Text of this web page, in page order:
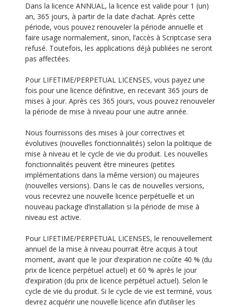
Dans la licence ANNUAL, la licence est valide pour 1 (un)
an, 365 jours, à partir de la date d’achat. Après cette
période, vous pouvez renouveler la période annuelle et
faire usage normalement, sinon, l’accès à Scriptcase sera
refusé. Toutefois, les applications déjà publiées ne seront
pas affectées.
Pour LIFETIME/PERPETUAL LICENSES, vous payez une
fois pour une licence définitive, en recevant 365 jours de
mises à jour. Après ces 365 jours, vous pouvez renouveler
la période de mise à niveau pour une autre année.
Nous fournissons des mises à jour correctives et
évolutives (nouvelles fonctionnalités) selon la politique de
mise à niveau et le cycle de vie du produit. Les nouvelles
fonctionnalités peuvent être mineures (petites
implémentations dans la même version) ou majeures
(nouvelles versions). Dans le cas de nouvelles versions,
vous recevrez une nouvelle licence perpétuelle et un
nouveau package d’installation si la période de mise à
niveau est active.
Pour LIFETIME/PERPETUAL LICENSES, le renouvellement
annuel de la mise à niveau pourrait être acquis à tout
moment, avant que le jour d’expiration ne coûte 40 % (du
prix de licence perpétuel actuel) et 60 % après le jour
d’expiration (du prix de licence perpétuel actuel). Selon le
cycle de vie du produit. Si le cycle de vie est terminé, vous
devrez acquérir une nouvelle licence afin d’utiliser les